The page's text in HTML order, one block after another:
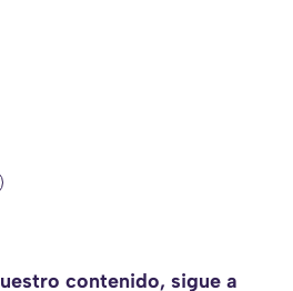
contenido, sigue a